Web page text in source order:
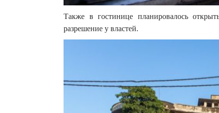
Также в гостинице планировалось
разрешение у властей.